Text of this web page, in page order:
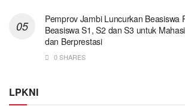
Pemprov Jambi Luncurkan Beasiswa
Beasiswa S1, S2 dan S3 untuk
dan Berprestasi
0 SHARES
LPKNI